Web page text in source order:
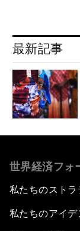
最新記事
世界経済フォ
私たちのストラ
私たちのアイデ